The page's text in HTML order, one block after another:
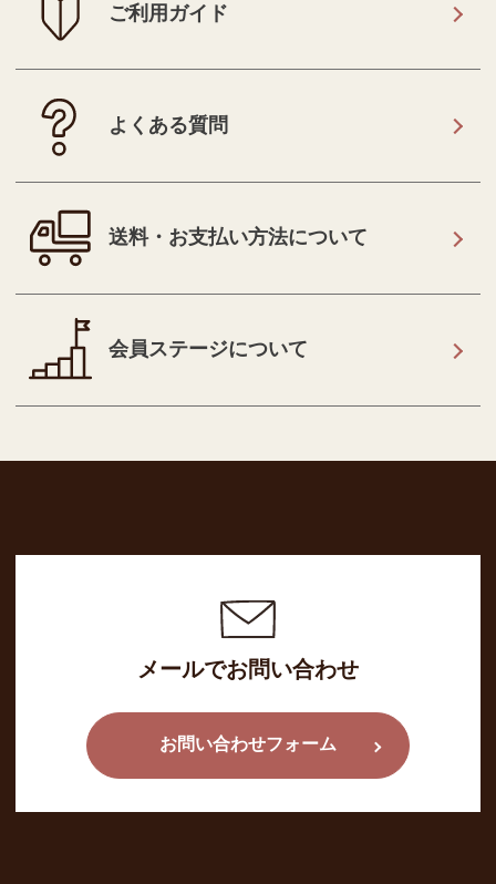
ご利用ガイド
よくある質問
送料・お支払い方法について
会員ステージについて
メールでお問い合わせ
お問い合わせフォーム